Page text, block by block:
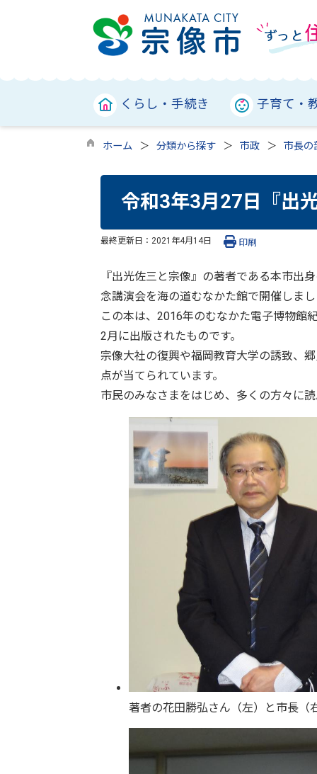
くらし・手続き 子育て・
ホーム 分類から探す 市政 市長の
令和3年3月27日『出
最終更新日： 2021年4月14日 印刷
『出光佐三と宗像』の著者である本市出
念講演会を海の道むなかた館で開催しま
この本は、2016年のむなかた電子博物館
2月に出版されたものです。
宗像大社の復興や福岡教育大学の誘致、
点が当てられています。
市民のみなさまをはじめ、多くの方々に
著者の花田勝弘さん（左）と市長（